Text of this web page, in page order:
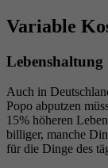
Variable
Lebenshaltung
Auch in
Popo abputzen
15% höheren
billiger, manche
für die Dinge des